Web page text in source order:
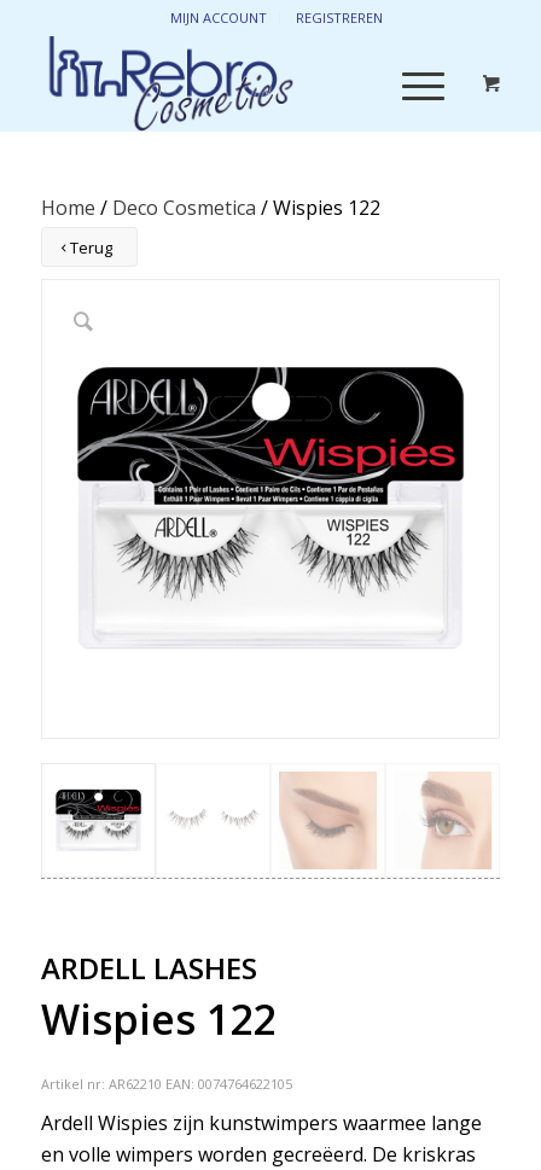
MIJN ACCOUNT REGISTREREN
Home / Deco Cosmetica / Wispies 122
Terug
ARDELL LASHES
Wispies 122
Artikel nr: AR62210 EAN: 0074764622105
Ardell Wispies zijn kunstwimpers waarmee lange
en volle wimpers worden gecreëerd. De kriskras